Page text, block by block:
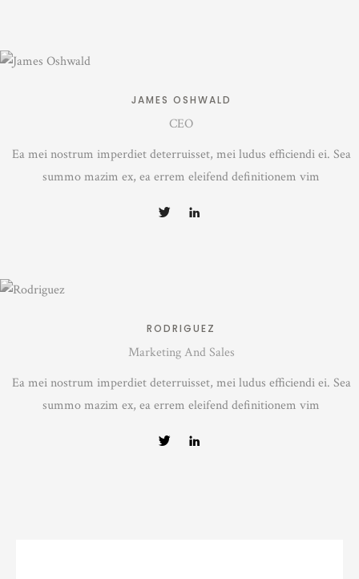
JAMES OSHWALD
CEO
Ea mei nostrum imperdiet deterruisset, mei ludus efficiendi ei. Sea
summo mazim ex, ea errem eleifend definitionem vim
RODRIGUEZ
Marketing And Sales
Ea mei nostrum imperdiet deterruisset, mei ludus efficiendi ei. Sea
summo mazim ex, ea errem eleifend definitionem vim